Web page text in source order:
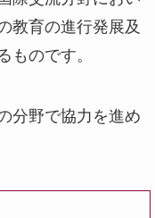
教育の進行発展及
ものです。
分野で協力を進め